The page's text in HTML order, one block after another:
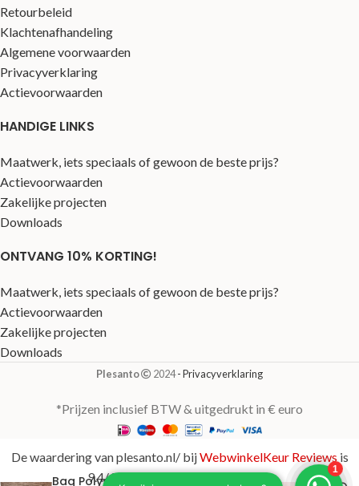
Retourbeleid
Klachtenafhandeling
Algemene voorwaarden
Privacyverklaring
Actievoorwaarden
HANDIGE LINKS
Maatwerk, iets speciaals of gewoon de beste prijs?
Actievoorwaarden
Zakelijke projecten
Downloads
ONTVANG 10% KORTING!
Maatwerk, iets speciaals of gewoon de beste prijs?
Actievoorwaarden
Zakelijke projecten
Downloads
Plesanto 2024- Privacyverklaring
*Prijzen inclusief BTW & uitgedrukt in € euro
Baq Polystone
De waardering van plesanto.nl/ bijWebwinkelKeur Reviewsis
9.4/10 gebaseerd op 123 reviews.